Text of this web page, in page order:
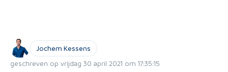
Jochem Kessens
geschreven op vrijdag 30 april 2021 om 17:35:15